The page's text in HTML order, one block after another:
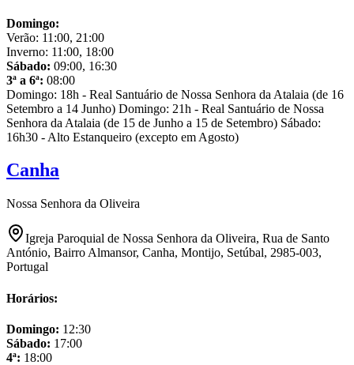
Domingo:
Verão: 11:00, 21:00
Inverno: 11:00, 18:00
Sábado: 09:00, 16:30
3ª a 6ª: 08:00
Domingo: 18h - Real Santuário de Nossa Senhora da Atalaia (de 16
Setembro a 14 Junho) Domingo: 21h - Real Santuário de Nossa
Senhora da Atalaia (de 15 de Junho a 15 de Setembro) Sábado:
16h30 - Alto Estanqueiro (excepto em Agosto)
Canha
Nossa Senhora da Oliveira
Igreja Paroquial de Nossa Senhora da Oliveira, Rua de Santo
António, Bairro Almansor, Canha, Montijo, Setúbal, 2985-003,
Portugal
Horários:
Domingo: 12:30
Sábado: 17:00
4ª: 18:00